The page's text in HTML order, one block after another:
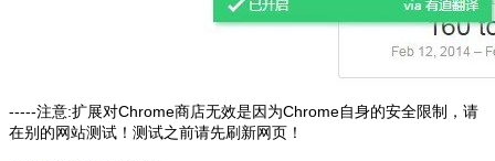
-----注意:扩展对Chrome商店无效是因为Chrome自身的安全限制，请
在别的网站测试！测试之前请先刷新网页！